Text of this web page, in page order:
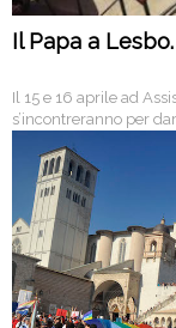
Il Papa a
Il 15 e 16 aprile ad
s’incontreranno per